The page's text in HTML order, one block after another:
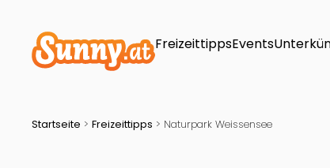
FreizeittippsEvents
Startseite > Freizeittipps > Naturpark Weissensee